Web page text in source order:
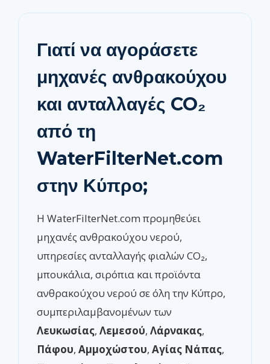
Γιατί να αγοράσετε
μηχανές ανθρακούχου
και ανταλλαγές CO₂
από τη
WaterFilterNet.com
στην Κύπρο;
Η WaterFilterNet.com προμηθεύει
μηχανές ανθρακούχου νερού,
υπηρεσίες ανταλλαγής φιαλών CO₂,
μπουκάλια, σιρόπια και προϊόντα
ανθρακούχου νερού σε όλη την Κύπρο,
συμπεριλαμβανομένων των
Λευκωσίας, Λεμεσού, Λάρνακας,
Πάφου, Αμμοχώστου, Αγίας Νάπας,